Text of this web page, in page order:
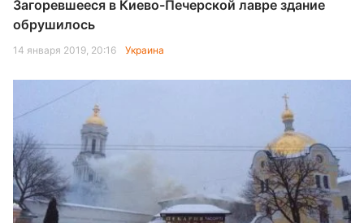
Загоревшееся в Киево-Печерской лавре здание
обрушилось
14 января 2019, 20:16 Украина